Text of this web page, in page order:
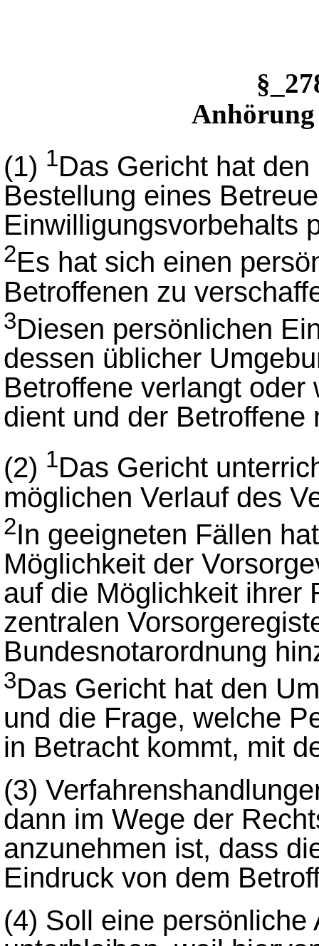
Anhörung
(1) 1Das Gericht hat
Bestellung eines
Einwilligungsvorbehalts
2Es hat sich einen
Betroffenen zu
3Diesen persönlichen
dessen üblicher
Betroffene verlangt
dient und der Betroffene
(2) 1Das Gericht
möglichen Verlauf des
2In geeigneten Fällen
Möglichkeit der
auf die Möglichkeit ihrer
zentralen
Bundesnotarordnung
3Das Gericht hat den
und die Frage, welche
in Betracht kommt, mit
(3)
dann im Wege der
anzunehmen ist, dass
Eindruck von dem
(4) Soll eine persönliche